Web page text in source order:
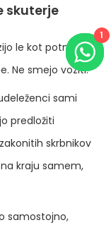
skuterje
le kot potniki,
Ne smejo voziti.
sami
predložiti
skrbnikov
kraju samem,
samostojno,
1